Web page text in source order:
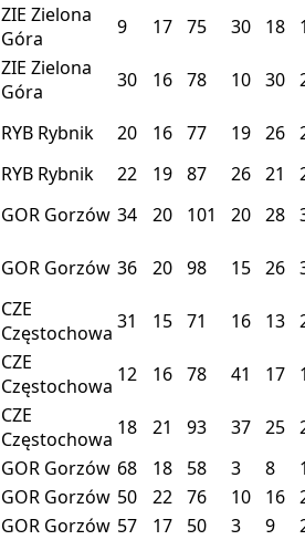
ZIE Zielona
Góra
9 17 75 30 18
ZIE Zielona
Góra
30 16 78 10 30
RYB Rybnik 20 16 77 19 26
RYB Rybnik 22 19 87 26 21
GOR Gorzów 34 20 101 20 28
GOR Gorzów 36 20 98 15 26
CZE
Częstochowa 31 15 71 16 13
CZE
Częstochowa 12 16 78 41 17
CZE
Częstochowa 18 21 93 37 25
GOR Gorzów 68 18 58 3 8
GOR Gorzów 50 22 76 10 16
GOR Gorzów 57 17 50 3 9